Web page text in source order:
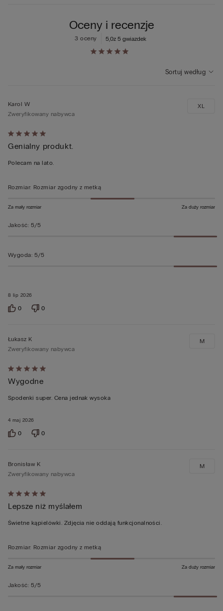
Oceny i recenzje
5,0z 5 gwiazdek
3 oceny
Sortuj według
Ocena
5
z
8 lip 2026
Karol W
Zweryfikowany nabywca
Genialny produkt.
Polecam na lato.
XL
Rozmiar: Rozmiar zgodny z metką
Za mały rozmiar Za duży rozmiar
Jakość: 5/5
Wygoda: 5/5
0 0
Ocena
5
z
4 maj 2026
Łukasz K
Zweryfikowany nabywca
Wygodne
Spodenki super. Cena jednak wysoka
M
0 0
Ocena
5
z
Bronisław K
Zweryfikowany nabywca
Lepsze niż myślałem
Świetne kąpielówki. Zdjęcia nie oddają funkcjonalności.
M
Rozmiar: Rozmiar zgodny z metką
Za mały rozmiar Za duży rozmiar
Jakość: 5/5